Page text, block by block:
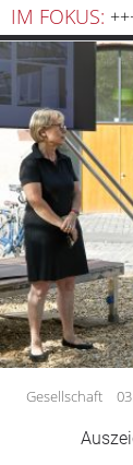
Bauen
und
Kultur
Alsfeld
IM FOKUS:
Gesellschaft